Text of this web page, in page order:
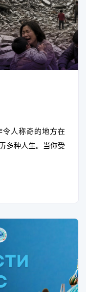
人称奇的地方在
多种人生。当你受